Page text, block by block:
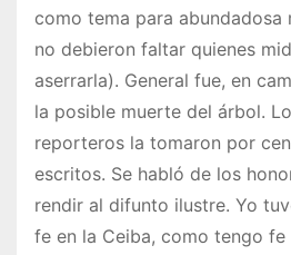
como tema para abundadosa
no debieron faltar quienes
aserrarla). General fue, en
la posible muerte del árbol.
reporteros la tomaron por
escritos. Se habló de los
rendir al difunto ilustre. Yo
fe en la Ceiba, como tengo fe